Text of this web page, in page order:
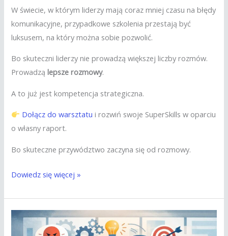
W świecie, w którym liderzy mają coraz mniej czasu na błędy
komunikacyjne, przypadkowe szkolenia przestają być
luksusem, na który można sobie pozwolić.
Bo skuteczni liderzy nie prowadzą większej liczby rozmów.
Prowadząlepsze rozmowy.
A to już jest kompetencja strategiczna.
Dołącz do warsztatu i rozwiń swoje SuperSkills w oparciu
o własny raport.
Bo skuteczne przywództwo zaczyna się od rozmowy.
Dowiedz się więcej »
Czy
menedżerowie